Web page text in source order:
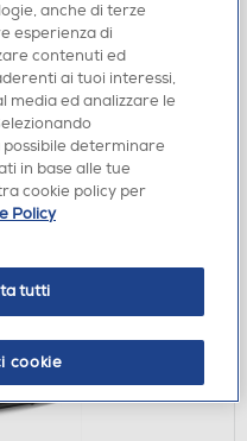
ST493E
verifica
anche di terze
esperienza di
contenuti ed
ai tuoi interessi,
media ed analizzare le
possibile determinare
in base alle tue
cookie policy per
Policy
tutti
cookie